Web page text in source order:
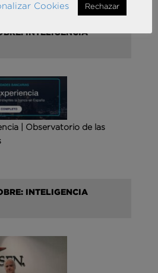
INTELIGENCIA
| Observatorio de las
INTELIGENCIA
Cookies Rechazar